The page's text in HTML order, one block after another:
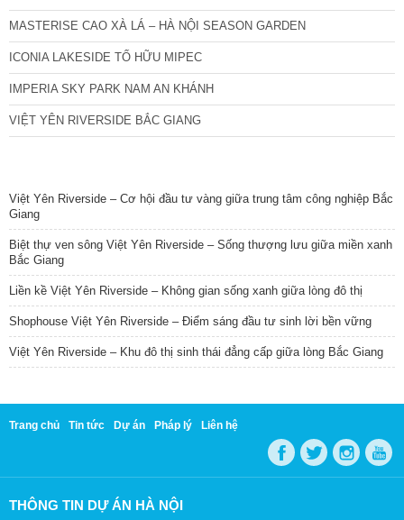
MASTERISE CAO XÀ LÁ – HÀ NỘI SEASON GARDEN
ICONIA LAKESIDE TỐ HỮU MIPEC
IMPERIA SKY PARK NAM AN KHÁNH
VIỆT YÊN RIVERSIDE BẮC GIANG
Việt Yên Riverside – Cơ hội đầu tư vàng giữa trung tâm công nghiệp Bắc
Giang
Biệt thự ven sông Việt Yên Riverside – Sống thượng lưu giữa miền xanh
Bắc Giang
Liền kề Việt Yên Riverside – Không gian sống xanh giữa lòng đô thị
Shophouse Việt Yên Riverside – Điểm sáng đầu tư sinh lời bền vững
Việt Yên Riverside – Khu đô thị sinh thái đẳng cấp giữa lòng Bắc Giang
Trang chủ Tin tức Dự án Pháp lý Liên hệ
THÔNG TIN DỰ ÁN HÀ NỘI